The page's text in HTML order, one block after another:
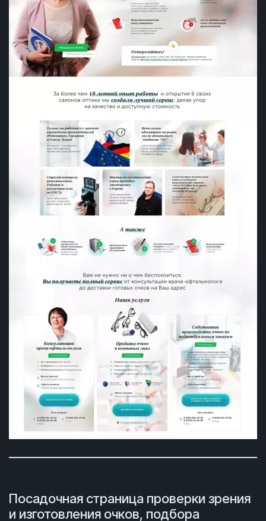
Посадочная страница проверки зрения
и изготовления очков, подбора